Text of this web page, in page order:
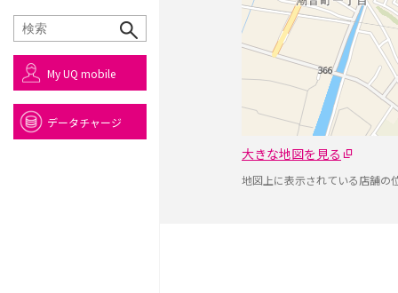
大きな地図を見る
地図上に表示されている店舗の
My UQ mobile
データチャージ